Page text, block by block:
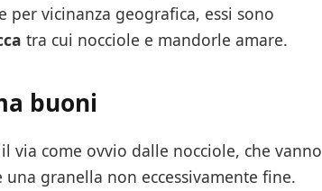
vicinanza geografica, essi sono
tra cui nocciole e mandorle amare.
buoni
via come ovvio dalle nocciole, che vanno
granella non eccessivamente fine.